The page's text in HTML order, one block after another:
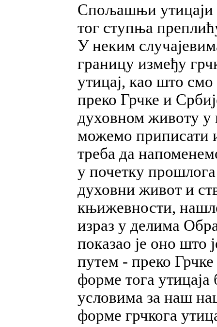
Спољашњи утицаји
тог ступња
У неким
границу између
утицај, као што
преко Грчке и
духовном животу у
можемо приписати
треба да
у почетку
духовни живот и
књижевности,
израз у делима
показао је оно што
путем - преко
форме тога
условима за наш
форме грчкога